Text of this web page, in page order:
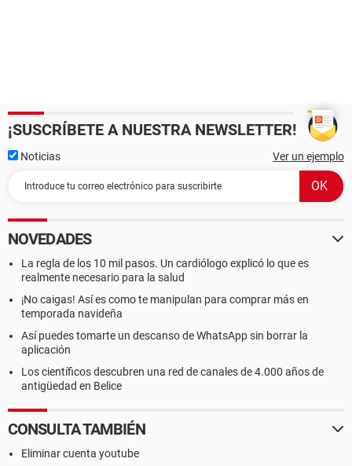
¡SUSCRÍBETE A NUESTRA NEWSLETTER!
Noticias Ver un ejemplo
NOVEDADES
La regla de los 10 mil pasos. Un cardiólogo explicó lo que es
realmente necesario para la salud
¡No caigas! Así es como te manipulan para comprar más en
temporada navideña
Así puedes tomarte un descanso de WhatsApp sin borrar la
aplicación
Los científicos descubren una red de canales de 4.000 años de
antigüedad en Belice
CONSULTA TAMBIÉN
Eliminar cuenta youtube